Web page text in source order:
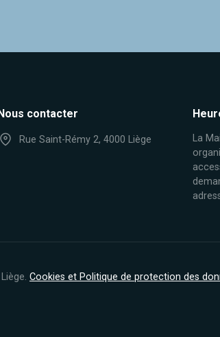
contacter
Rue Saint-Rémy 2, 4000 Liège
La
Cookies et Politique de protection des